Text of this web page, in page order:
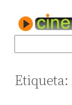
contenido
Etiqueta: